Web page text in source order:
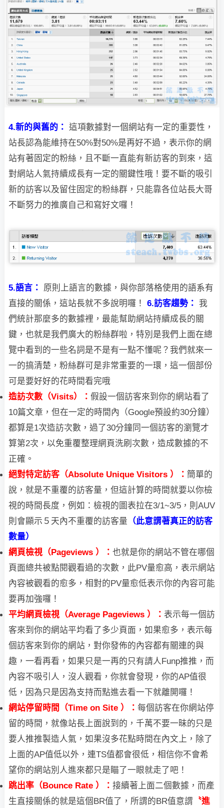
4.新的與舊的： 這項數據對一個網站有一定的重要性，
站長認為能維持在50%對50%是再好不過， 表示你的網
站有著固定的粉絲，且不斷一直能有新訪客的到來，這
對網站人氣持續成長有一定的關鍵性哦！要不斷的吸引
新的訪客以及留住固定的粉絲群，只能靠各位站長大哥
不斷努力的推廣自己和寫好文囉！
5.語言：
原則上語言的數據，與你部落格使用的語系有
直接的關係，這站長就不多說明囉！
6.訪客趨勢： 我
們統計那麼多的數據裡，最能幫助網站持續成長的關
鍵，也就是我們廣大的粉絲群啦，特別是我們上面在總
覽中看到的一些名詞是不是有一點不懂呢？我們就來一
一的搞清楚，粉絲群可是非常重要的一環，這一個部份
可是要好好的花時間看完哦
造訪次數（Visits）： 假設一個訪客來到你的網站看了
10篇文章，但在一定的時間 內（Google預設約30分鐘）
都算是1次造訪次數，過了30分鐘同一個訪客的瀏覽才
算第2次，以免重覆整理網頁洗刷次數，造成數據的不
正確。
絕對特定訪客（Absolute Unique Visitors ）： 簡單的
說，就是不重覆的訪客量， 但這計算的時間就要以你檢
視的時間長度，例如：檢視的圖表拉在3/1~3/5，則AUV
則 會顯示５天內不重覆的訪客量 （此意謂著真正的訪客
數量）
網頁檢視（Pageviews ）： 也就是你的網站不管在哪個
頁面總共被點閱觀看過的次數，此PV量愈高，表示網站
內容被觀看的愈多，相對的PV量愈低表示你的內容可能
要再加強囉！
平均網頁檢視（Average Pageviews ）： 表示每一個訪
客來到你的網站平均看了多少頁面，如果愈多，表示每
個訪客來到你的網站，對你發佈的內容都有關連的與
趣， 一看再看，如果只是一再的只有請人Funp推推，而
內容不吸引人，沒人觀看，你就會發現， 你的AP值很
低，因為只是因為支持而點進去看一下就離開囉！
網站停留時間（Time on Site ）： 每個訪客在你網站停
留的時間，就像站長上面說到的，千萬不要一昧的只是
要人推推製造人氣，如果沒多花點時間在內文上，除了
上面的AP值低以外，連TS值都會很低，相信你不會希
望你的網站別人進來都只是瞄了一眼就走了吧！
跳出率（Bounce Rate ）： 接續著上面二個數據，而產
生直接關係的就是這個BR值了，所謂的BR值意謂 〝進